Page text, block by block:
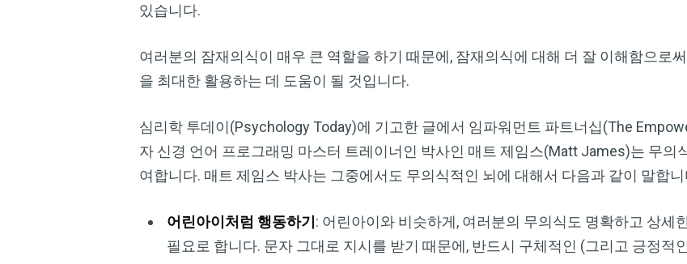
있습니다.
여러분의 잠재의식이 매우 큰 역할을 하기 때문에, 잠재의식에 대해 더 잘 이해함으로
을 최대한 활용하는 데 도움이 될 것입니다.
심리학 투데이(Psychology Today)에 기고한 글에서 임파워먼트 파트너십(The
자 신경 언어 프로그래밍 마스터 트레이너인 박사인 매트 제임스(Matt James)는 무의
여합니다. 매트 제임스 박사는 그중에서도 무의식적인 뇌에 대해서 다음과 같이 말합니
어린아이처럼 행동하기: 어린아이와 비슷하게, 여러분의 무의식도 명확하고 상세
필요로 합니다. 문자 그대로 지시를 받기 때문에, 반드시 구체적인 (그리고 긍정적